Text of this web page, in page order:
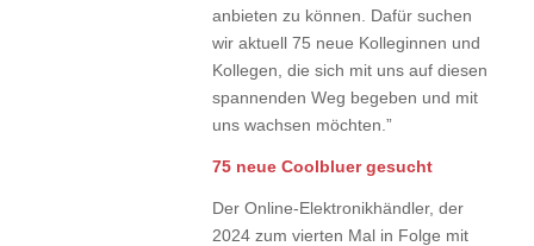
anbieten zu können. Dafür suchen
wir aktuell 75 neue Kolleginnen und
Kollegen, die sich mit uns auf diesen
spannenden Weg begeben und mit
uns wachsen möchten.”
75 neue Coolbluer gesucht
Der Online-Elektronikhändler, der
2024 zum vierten Mal in Folge mit